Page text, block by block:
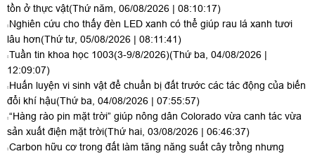
tồn ở thực vật(Thứ năm, 06/08/2026 | 08:10:17)
Nghiên cứu cho thấy đèn LED xanh có thể giúp rau lá xanh tươi
lâu hơn(Thứ tư, 05/08/2026 | 08:11:41)
Tuần tin khoa học 1003(3-9/8/2026)(Thứ ba, 04/08/2026 |
12:09:07)
Huấn luyện vi sinh vật để chuẩn bị đất trước các tác động của biến
đổi khí hậu(Thứ ba, 04/08/2026 | 07:55:57)
“Hàng rào pin mặt trời” giúp nông dân Colorado vừa canh tác vừa
sản xuất điện mặt trời(Thứ hai, 03/08/2026 | 06:46:37)
Carbon hữu cơ trong đất làm tăng năng suất cây trồng nhưng